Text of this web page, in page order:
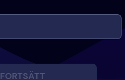
FORTSÄTT